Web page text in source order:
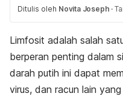
Ditulis oleh Novita Joseph ·
Limfosit adalah salah
berperan penting dalam
darah putih ini dapat
virus, dan racun lain